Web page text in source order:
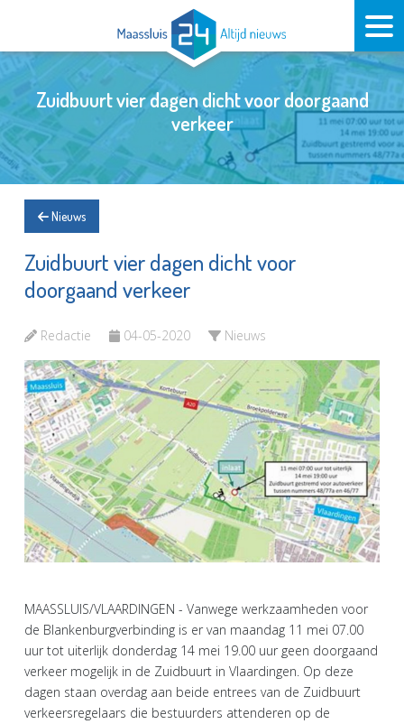
Zuidbuurt vier dagen dicht voor doorgaand
verkeer
Nieuws
Zuidbuurt vier dagen dicht voor
doorgaand verkeer
Redactie 04-05-2020 Nieuws
MAASSLUIS/VLAARDINGEN - Vanwege werkzaamheden voor
de Blankenburgverbinding is er van maandag 11 mei 07.00
uur tot uiterlijk donderdag 14 mei 19.00 uur geen doorgaand
verkeer mogelijk in de Zuidbuurt in Vlaardingen. Op deze
dagen staan overdag aan beide entrees van de Zuidbuurt
verkeersregelaars die bestuurders attenderen op de